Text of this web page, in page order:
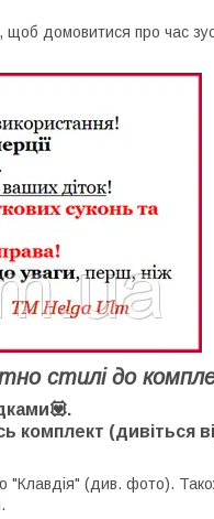
домовитися про час
стилі до
комплект (дивіться
"Клавдія" (див. фото).